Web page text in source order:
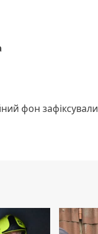
фон зафіксували